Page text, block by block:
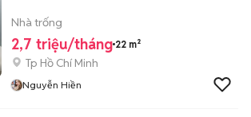
Nhà trống
2,7 triệu/tháng 22 m²
Tp Hồ Chí Minh
Nguyễn Hiền